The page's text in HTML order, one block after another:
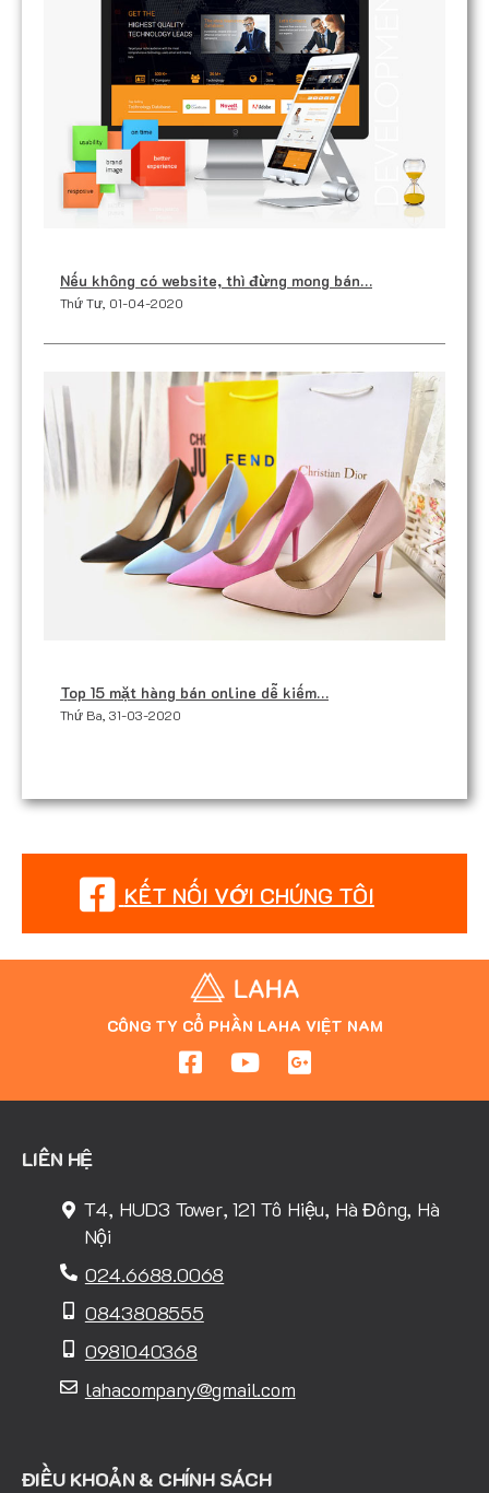
Nếu không có website, thì đừng mong bán…
Thứ Tư, 01-04-2020
Top 15 mặt hàng bán online dễ kiếm…
Thứ Ba, 31-03-2020
KẾT NỐI VỚI CHÚNG TÔI
CÔNG TY CỔ PHẦN LAHA VIỆT NAM
LIÊN HỆ
T4, HUD3 Tower, 121 Tô Hiệu, Hà Đông, Hà
Nội
024.6688.0068
0843808555
0981040368
lahacompany@gmail.com
ĐIỀU KHOẢN & CHÍNH SÁCH